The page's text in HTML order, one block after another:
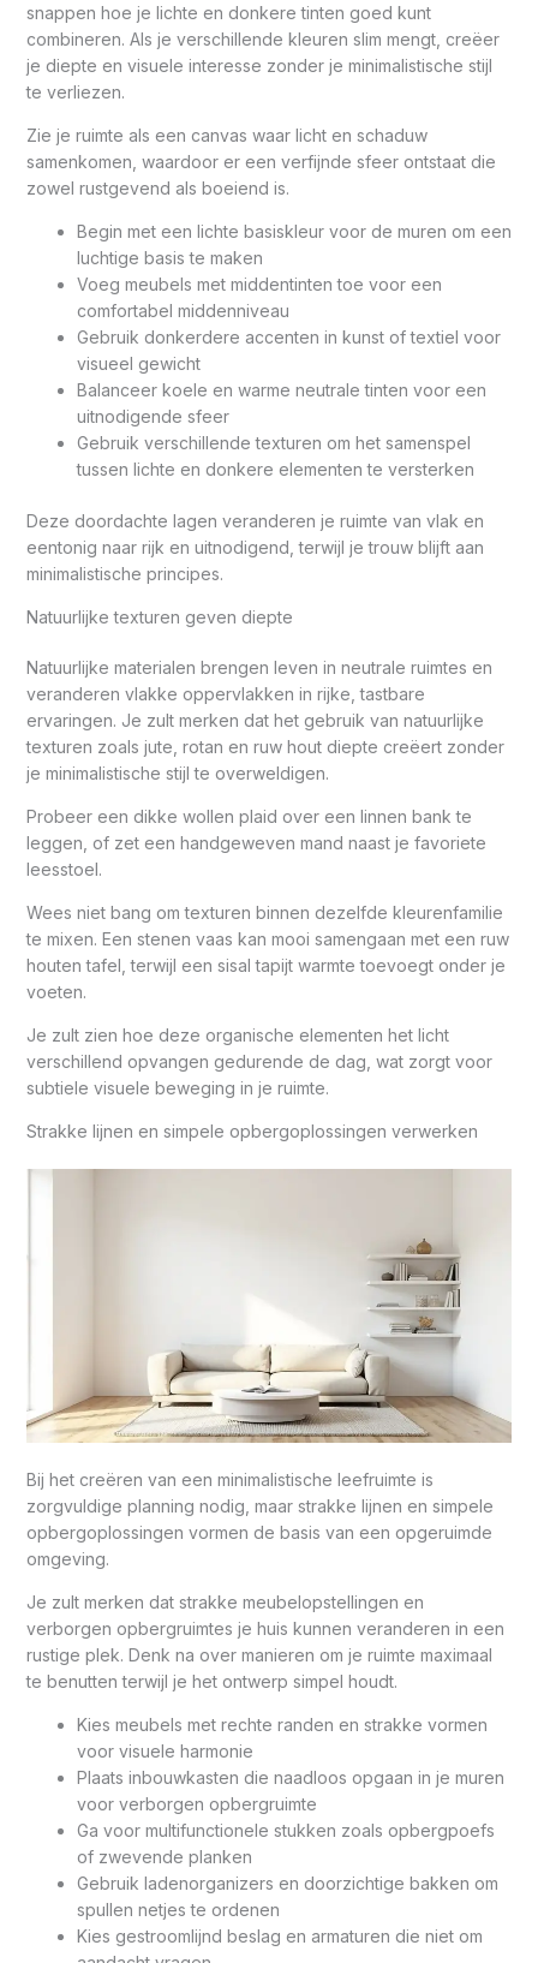
snappen hoe je lichte en donkere tinten goed kunt
combineren. Als je verschillende kleuren slim mengt, creëer
je diepte en visuele interesse zonder je minimalistische stijl
te verliezen.
Zie je ruimte als een canvas waar licht en schaduw
samenkomen, waardoor er een verfijnde sfeer ontstaat die
zowel rustgevend als boeiend is.
Begin met een lichte basiskleur voor de muren om een
luchtige basis te maken
Voeg meubels met middentinten toe voor een
comfortabel middenniveau
Gebruik donkerdere accenten in kunst of textiel voor
visueel gewicht
Balanceer koele en warme neutrale tinten voor een
uitnodigende sfeer
Gebruik verschillende texturen om het samenspel
tussen lichte en donkere elementen te versterken
Deze doordachte lagen veranderen je ruimte van vlak en
eentonig naar rijk en uitnodigend, terwijl je trouw blijft aan
minimalistische principes.
Natuurlijke texturen geven diepte
Natuurlijke materialen brengen leven in neutrale ruimtes en
veranderen vlakke oppervlakken in rijke, tastbare
ervaringen. Je zult merken dat het gebruik van natuurlijke
texturen zoals jute, rotan en ruw hout diepte creëert zonder
je minimalistische stijl te overweldigen.
Probeer een dikke wollen plaid over een linnen bank te
leggen, of zet een handgeweven mand naast je favoriete
leesstoel.
Wees niet bang om texturen binnen dezelfde kleurenfamilie
te mixen. Een stenen vaas kan mooi samengaan met een ruw
houten tafel, terwijl een sisal tapijt warmte toevoegt onder je
voeten.
Je zult zien hoe deze organische elementen het licht
verschillend opvangen gedurende de dag, wat zorgt voor
subtiele visuele beweging in je ruimte.
Strakke lijnen en simpele opbergoplossingen verwerken
Bij het creëren van een minimalistische leefruimte is
zorgvuldige planning nodig, maar strakke lijnen en simpele
opbergoplossingen vormen de basis van een opgeruimde
omgeving.
Je zult merken dat strakke meubelopstellingen en
verborgen opbergruimtes je huis kunnen veranderen in een
rustige plek. Denk na over manieren om je ruimte maximaal
te benutten terwijl je het ontwerp simpel houdt.
Kies meubels met rechte randen en strakke vormen
voor visuele harmonie
Plaats inbouwkasten die naadloos opgaan in je muren
voor verborgen opbergruimte
Ga voor multifunctionele stukken zoals opbergpoefs
of zwevende planken
Gebruik ladenorganizers en doorzichtige bakken om
spullen netjes te ordenen
Kies gestroomlijnd beslag en armaturen die niet om